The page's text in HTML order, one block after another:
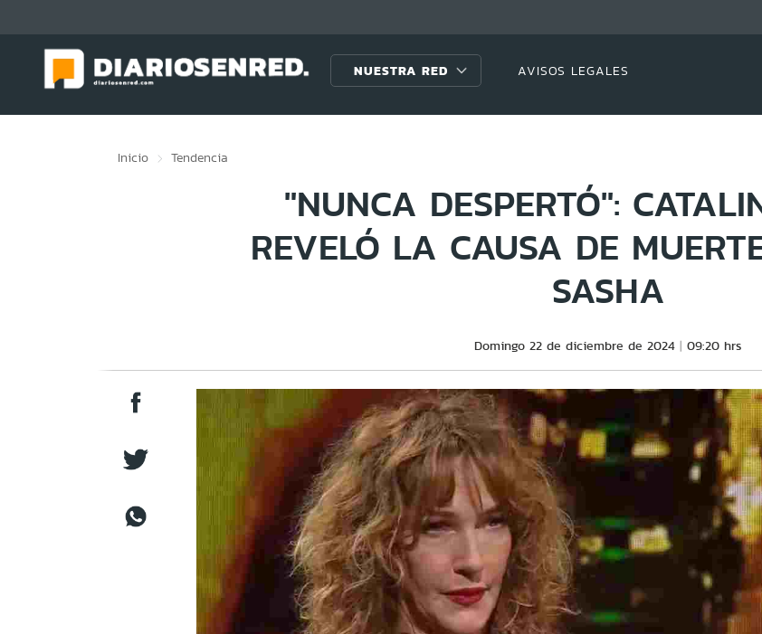
NUESTRA RED AVISOS LEGALES
Inicio Tendencia
"NUNCA DESPERTÓ":
REVELÓ LA CAUSA DE
SASHA
Domingo 22 de diciembre de 2024 09:20 hrs